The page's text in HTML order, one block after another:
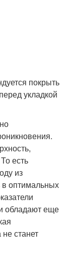
покрыть
укладкой
есть
из
в оптимальных
обладают еще
станет